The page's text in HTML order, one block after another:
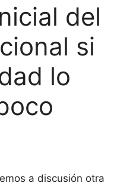
del
si
lo
a discusión otra